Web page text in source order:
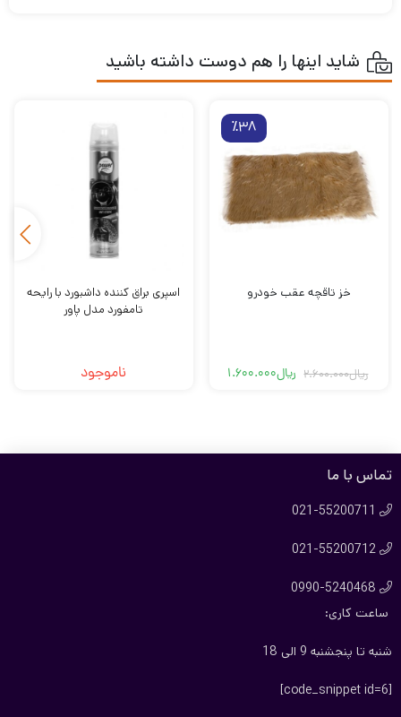
شاید اینها را هم دوست داشته باشید
٪38
خز تاقچه عقب خودرو
ریال2.600.000
قیمت
ریال1.600.000
قیمت
اسپری براق کننده داشبورد با رایحه
تامفورد مدل پاور
ناموجود
تماس با ما

021-55200711

021-55200712

0990-5240468
ساعت کاری:
شنبه تا پنجشنبه 9 الی 18
[code_snippet id=6]